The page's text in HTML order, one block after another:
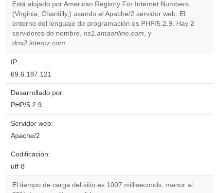
Do you
website?
OK
Está alojado por American Registry For Internet Numbers
(Virginia, Chantilly,) usando el Apache/2 servidor web. El
entorno del lenguaje de programación es PHP/5.2.9. Hay 2
servidores de nombre, ns1.amaonline.com, y
dns2.interoz.com.
IP:
69.6.187.121
Desarrollado por:
PHP/5.2.9
Servidor web:
Apache/2
Codificación:
utf-8
El tiempo de carga del sitio es 1007 milliseconds, menor al